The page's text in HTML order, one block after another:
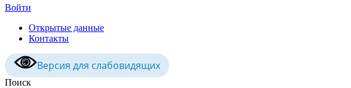
Войти
Открытые данные
Контакты
Версия для слабовидящих
Поиск